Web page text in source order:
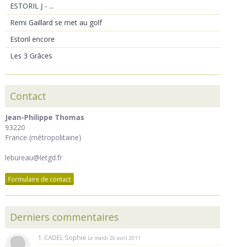
ESTORIL J - ...
Remi Gaillard se met au golf
Estoril encore
Les 3 Grâces
Contact
Jean-Philippe Thomas
93220
France (métropolitaine)
lebureau@letgd.fr
Formulaire de contact
Derniers commentaires
1. CADEL Sophie Le mardi 26 avril 2011